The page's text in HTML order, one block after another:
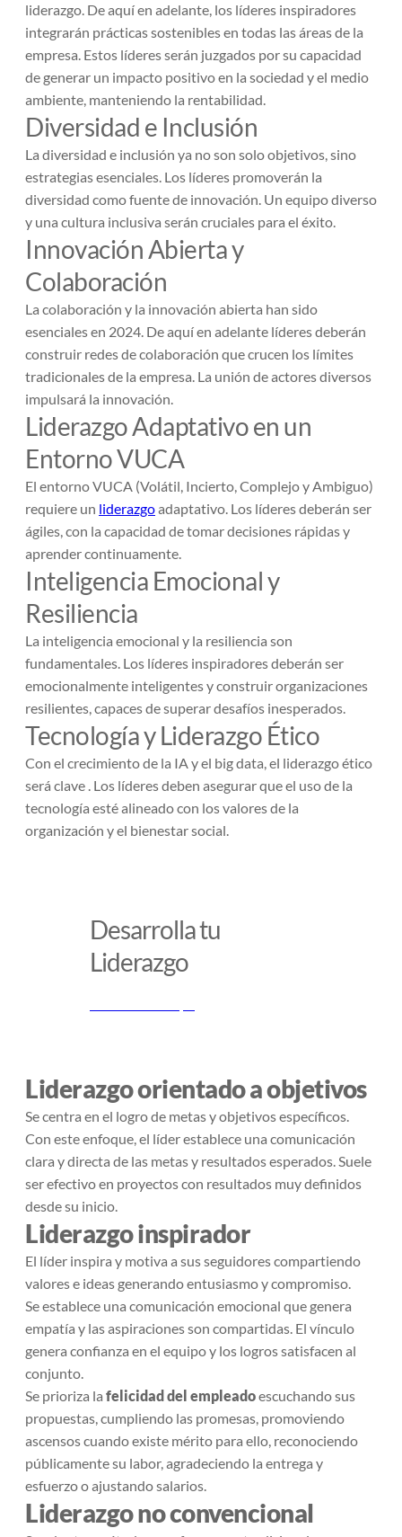
liderazgo. De aquí en adelante, los líderes inspiradores
integrarán prácticas sostenibles en todas las áreas de la
empresa. Estos líderes serán juzgados por su capacidad
de generar un impacto positivo en la sociedad y el medio
ambiente, manteniendo la rentabilidad.
Diversidad e Inclusión
La diversidad e inclusión ya no son solo objetivos, sino
estrategias esenciales. Los líderes promoverán la
diversidad como fuente de innovación. Un equipo diverso
y una cultura inclusiva serán cruciales para el éxito.
Innovación Abierta y
Colaboración
La colaboración y la innovación abierta han sido
esenciales en 2024. De aquí en adelante líderes deberán
construir redes de colaboración que crucen los límites
tradicionales de la empresa. La unión de actores diversos
impulsará la innovación.
Liderazgo Adaptativo en un
Entorno VUCA
El entorno VUCA (Volátil, Incierto, Complejo y Ambiguo)
requiere un liderazgoadaptativo. Los líderes deberán ser
ágiles, con la capacidad de tomar decisiones rápidas y
aprender continuamente.
Inteligencia Emocional y
Resiliencia
La inteligencia emocional y la resiliencia son
fundamentales. Los líderes inspiradores deberán ser
emocionalmente inteligentes y construir organizaciones
resilientes, capaces de superar desafíos inesperados.
Tecnología y Liderazgo Ético
Con el crecimiento de la IA y el big data, el liderazgo ético
será clave . Los líderes deben asegurar que el uso de la
tecnología esté alineado con los valores de la
organización y el bienestar social.
Desarrolla tu
Liderazgo
Liderazgo orientado a objetivos
Se centra en el logro de metas y objetivos específicos.
Con este enfoque, el líder establece una comunicación
clara y directa de las metas y resultados esperados. Suele
ser efectivo en proyectos con resultados muy definidos
desde su inicio.
Liderazgo inspirador
El líder inspira y motiva a sus seguidores compartiendo
valores e ideas generando entusiasmo y compromiso.
Se establece una comunicación emocional que genera
empatía y las aspiraciones son compartidas. El vínculo
genera confianza en el equipo y los logros satisfacen al
conjunto.
Se prioriza la felicidad del empleadoescuchando sus
propuestas, cumpliendo las promesas, promoviendo
ascensos cuando existe mérito para ello, reconociendo
públicamente su labor, agradeciendo la entrega y
esfuerzo o ajustando salarios.
Liderazgo no convencional